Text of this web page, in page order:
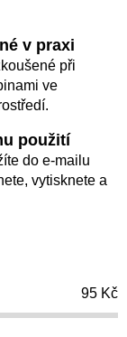
v praxi
při
ve
použití
do e-mailu
vytisknete a
95 Kč